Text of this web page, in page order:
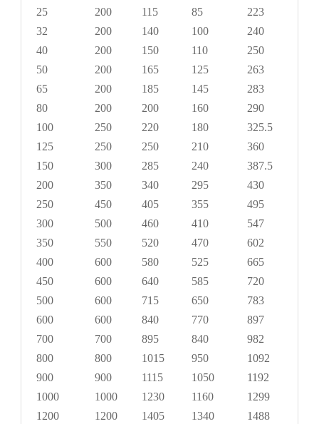
25
200 115 85 223
32
200 140 100 240
40
200 150 110 250
50
200 165 125 263
65
200 185 145 283
80
200 200 160 290
100
250 220 180 325.5
125
250 250 210 360
150
300 285 240 387.5
200
350 340 295 430
250
450 405 355 495
300
500 460 410 547
350
550 520 470 602
400
600 580 525 665
450
600 640 585 720
500
600 715 650 783
600
600 840 770 897
700
700 895 840 982
800
800 1015 950 1092
900
900 1115 1050 1192
1000
1000 1230 1160 1299
1200
1200 1405 1340 1488